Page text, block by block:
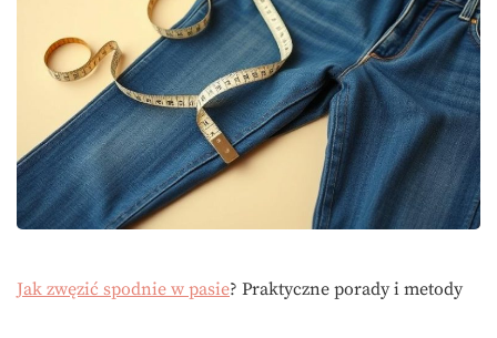
Jak zwęzić spodnie w pasie? Praktyczne porady i metody